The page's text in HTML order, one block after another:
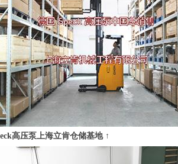
高压泵上海立肯仓储基地 ↑